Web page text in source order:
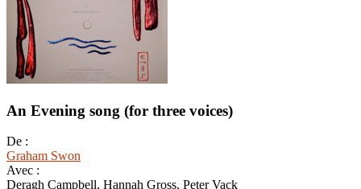
An Evening song (for three voices)
De :
Graham Swon
Avec :
Deragh Campbell, Hannah Gross, Peter Vack